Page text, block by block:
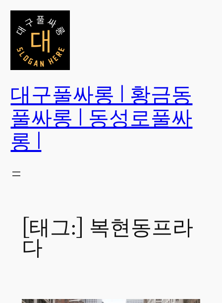
콘
가
기대구풀싸롱 | 황금동
풀싸롱 | 동성로풀싸
롱 |
[태그:] 복현동프라
다